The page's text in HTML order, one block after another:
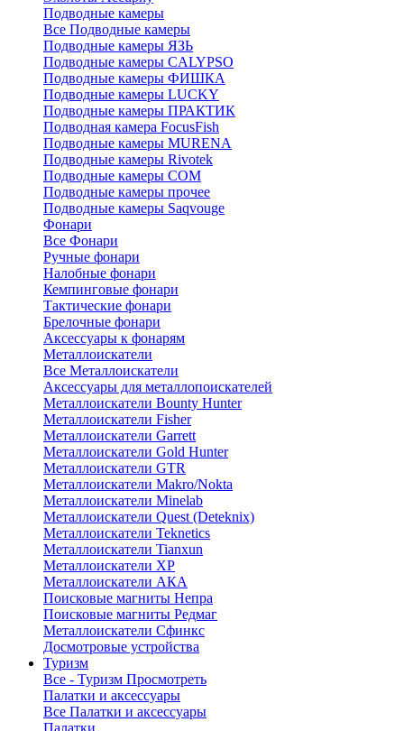
Подводные камеры
Все Подводные камеры
Подводные камеры ЯЗЬ
Подводные камеры CALYPSO
Подводные камеры ФИШКА
Подводные камеры LUCKY
Подводные камеры ПРАКТИК
Подводная камера FocusFish
Подводные камеры MURENA
Подводные камеры Rivotek
Подводные камеры СОМ
Подводные камеры прочее
Подводные камеры Saqvouge
Фонари
Все Фонари
Ручные фонари
Налобные фонари
Кемпинговые фонари
Тактические фонари
Брелочные фонари
Аксессуары к фонарям
Металлоискатели
Все Металлоискатели
Аксессуары для металлопоискателей
Металлоискатели Bounty Hunter
Металлоискатели Fisher
Металлоискатели Garrett
Металлоискатели Gold Hunter
Металлоискатели GTR
Металлоискатели Makro/Nokta
Металлоискатели Minelab
Металлоискатели Quest (Deteknix)
Металлоискатели Teknetics
Металлоискатели Tianxun
Металлоискатели XP
Металлоискатели АКА
Поисковые магниты Непра
Поисковые магниты Редмаг
Металлоискатели Сфинкс
Досмотровые устройства
Туризм
Все - Туризм Просмотреть
Палатки и аксессуары
Все Палатки и аксессуары
Палатки